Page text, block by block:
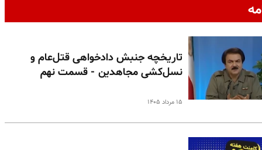
تاریخچه جنبش دادخواهی قتل‌عام و
نسل‌کشی مجاهدین - قسمت نهم
۱۵ مرداد ۱۴۰۵